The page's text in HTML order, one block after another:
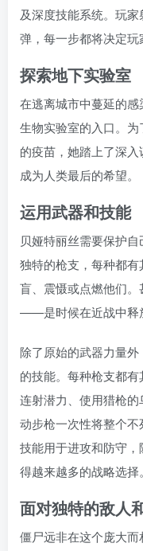
及深度技能系统。玩
弹，每一步都将决定玩
探索地下实验室
在逃离城市中蔓延的
生物实验室的入口。
的疫苗，她踏上了深
成为人类最后的希望。
运用武器和技能
贝娅特丽丝需要保护
独特的枪支，每种都
盲、震慑或点燃他们
——是时候在近战中释
除了原始的武器力量
的技能。每种枪支都
连射潜力、使用猎枪
动步枪一次性将整个
技能用于进攻和防守
得越来越多的战略选择。
面对独特的敌人
僵尸远非在这个庞大而